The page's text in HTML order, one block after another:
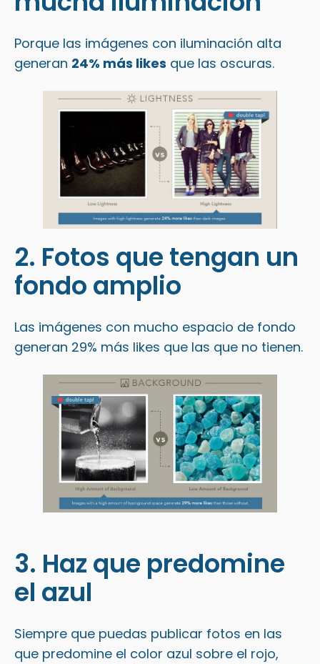
Porque las imágenes con iluminación alta
generan 24% más likes que las oscuras.
2. Fotos que tengan un
fondo amplio
Las imágenes con mucho espacio de fondo
generan 29% más likes que las que no tienen.
3. Haz que predomine
el azul
Siempre que puedas publicar fotos en las
que predomine el color azul sobre el rojo,